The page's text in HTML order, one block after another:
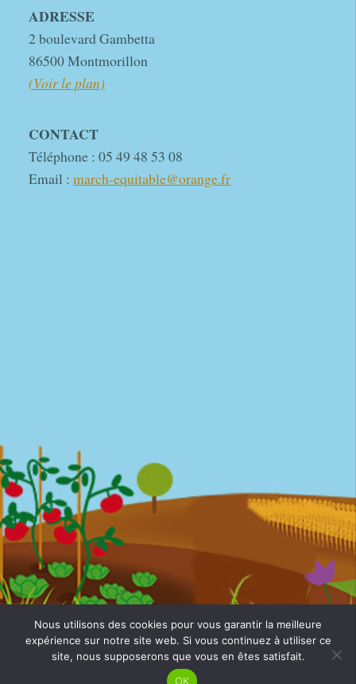
ADRESSE
2 boulevard Gambetta
86500 Montmorillon
(Voir le plan)
CONTACT
Téléphone : 05 49 48 53 08
Email : march-equitable@orange.fr
March'équitable © 2026 · Mentions légales· Website by
Mila Weissweiler· TextesLS Com'
Nous utilisons des cookies pour vous garantir la meilleure
expérience sur notre site web. Si vous continuez à utiliser ce
site, nous supposerons que vous en êtes satisfait.
OK